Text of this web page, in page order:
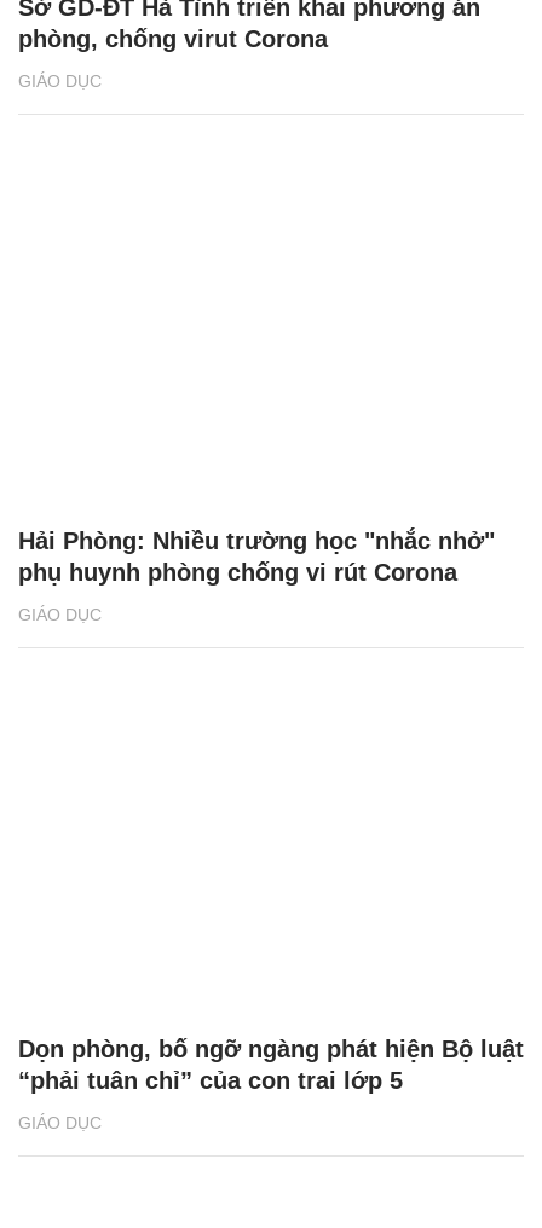
GIÁO DỤC
Sở GD-ĐT Hà Tĩnh triển khai phương án
phòng, chống virut Corona
GIÁO DỤC
Hải Phòng: Nhiều trường học "nhắc nhở"
phụ huynh phòng chống vi rút Corona
GIÁO DỤC
Dọn phòng, bố ngỡ ngàng phát hiện Bộ luật
“phải tuân chỉ” của con trai lớp 5